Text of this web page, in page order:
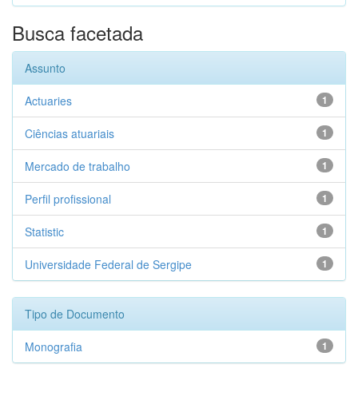
Busca facetada
Assunto
1
Actuaries
1
Ciências atuariais
1
Mercado de trabalho
1
Perfil profissional
1
Statistic
1
Universidade Federal de Sergipe
Tipo de Documento
1
Monografia